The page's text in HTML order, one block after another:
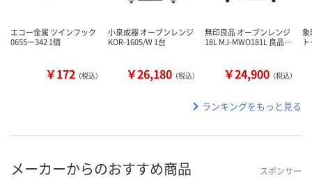
エコー金属 ツインフック
0655ー342 1個
￥172 （税込）
小泉成器 オーブンレンジ
KOR-1605/W 1台
￥26,180 （税込）
無印良品 オーブンレンジ
18L MJ-MWO181L 良品…
￥24,900 （税込）
ランキングをもっと見る
メーカーからのおすすめ商品 スポンサー